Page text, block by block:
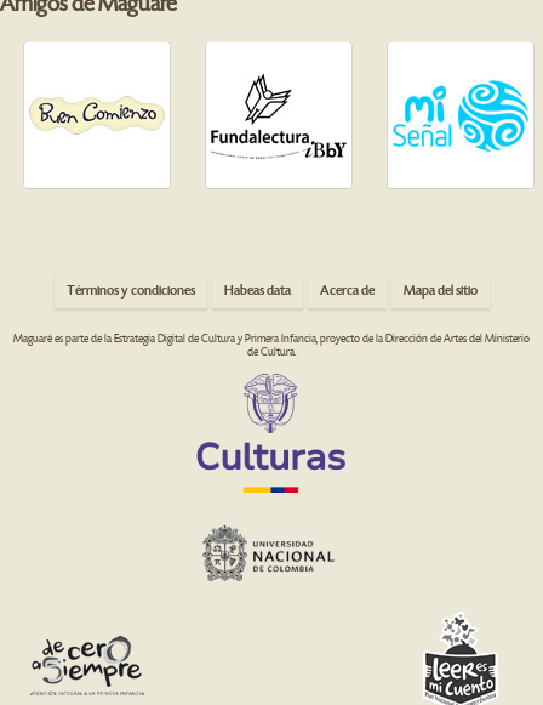
Términos y condiciones Habeas data Acerca de Mapa del sitio
Maguaré es parte de la Estrategia Digital de Cultura y Primera Infancia, proyecto de la Dirección de Artes del Ministerio
de Cultura.